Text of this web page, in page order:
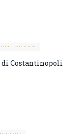
di Costantinopoli